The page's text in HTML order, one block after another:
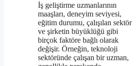
İş geliştirme uzmanlarının
maaşları, deneyim seviyesi,
eğitim durumu, çalışılan sektör
ve şirketin büyüklüğü gibi
birçok faktöre bağlı olarak
değişir. Örneğin, teknoloji
sektöründe çalışan bir uzman,